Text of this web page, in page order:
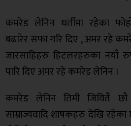
कमरेड लेनिन धर्तीमा रहेका
बढारेर सफा गरि दिए , अमर रहे
जारसाहिहरु हिटलरहरुका नयाँ
पारि दिए अमर रहे कमरेड लेनिन ।
कमरेड लेनिन तिमी जिवितै छाै
साम्राज्यवादि शाषकहरु देखि रहेका